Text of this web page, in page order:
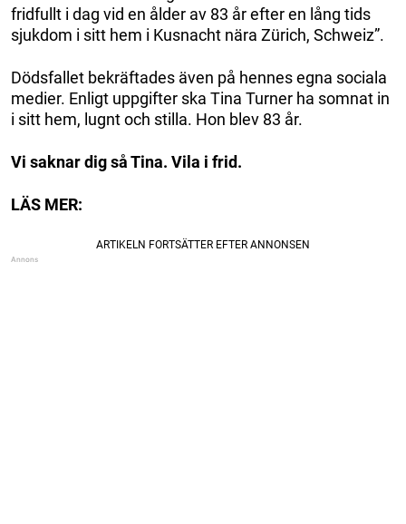
fridfullt i dag vid en ålder av 83 år efter en lång tids
sjukdom i sitt hem i Kusnacht nära Zürich, Schweiz”.
Dödsfallet bekräftades även på hennes egna sociala
medier. Enligt uppgifter ska Tina Turner ha somnat in
i sitt hem, lugnt och stilla. Hon blev 83 år.
Vi saknar dig så Tina. Vila i frid.
LÄS MER: